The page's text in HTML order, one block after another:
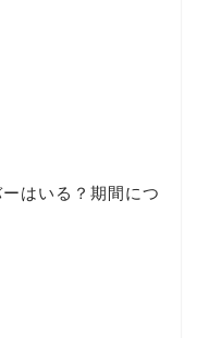
はいる？期間につ